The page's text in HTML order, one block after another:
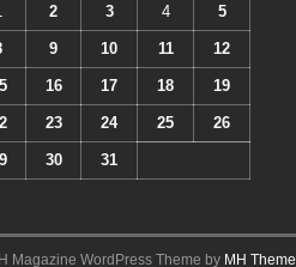
2 3 4 5
9 10 11 12
16 17 18 19
23 24 25 26
30
31
Magazine WordPress Theme by MH